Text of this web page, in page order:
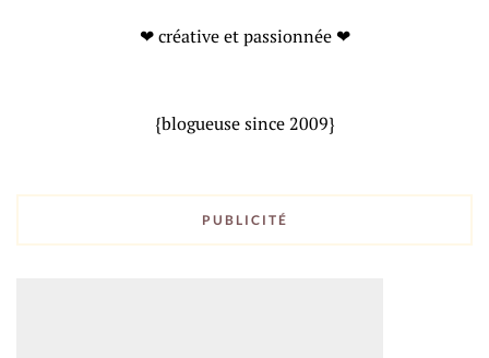
❤ créative et passionnée ❤
{blogueuse since 2009}
PUBLICITÉ